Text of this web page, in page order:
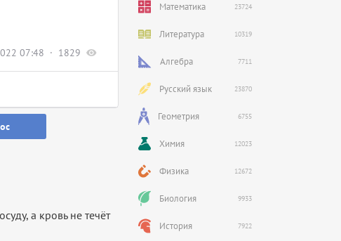
07:48 1829
а кровь не течёт
Математика 23724
Литература 10319
Алгебра 7711
Русский язык 23870
Геометрия 6755
Химия 12023
Физика 12672
Биология 9933
История 7922